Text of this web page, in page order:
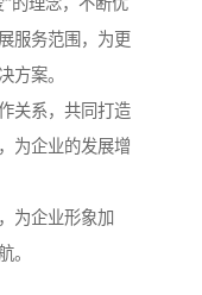
的理念，不断优
服务范围，为更
方案。
关系，共同打造
为企业的发展增
为企业形象加
。